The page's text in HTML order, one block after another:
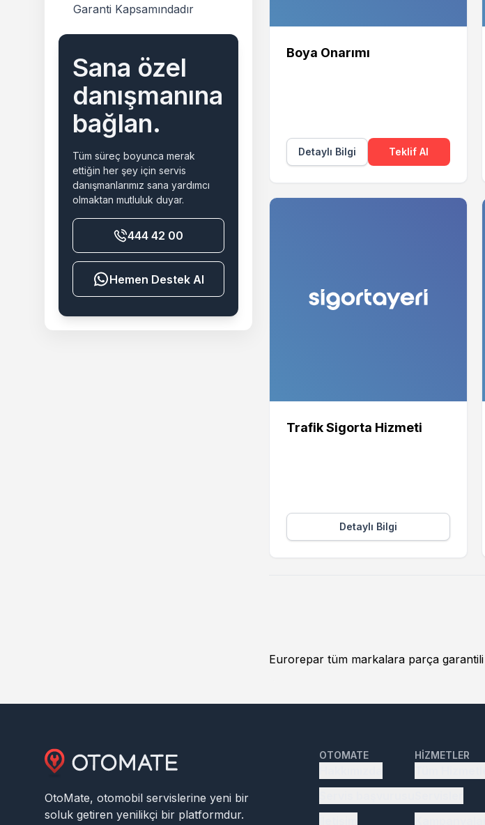
Garanti Kapsamındadır
Sana özel
danışmanına
bağlan.
Tüm süreç boyunca merak
ettiğin her şey için servis
danışmanlarımız sana yardımcı
olmaktan mutluluk duyar.
444 42 00
Destek Al
Boya Onarımı
Detaylı Bilgi Teklif Al
Trafik Sigorta Hizmeti
Detaylı Bilgi
Eurorepar tüm markalara parça
OtoMate, otomobil servislerine yeni bir
soluk getiren yenilikçi bir platformdur.
OTOMATE HIZMETLER